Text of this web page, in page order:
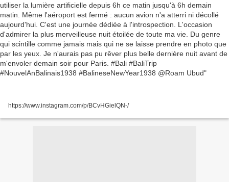
d'admirer la plus merveilleuse nuit étoilée de
toute ma vie. Du genre qui scintille comme
jamais mais qui ne se laisse prendre en photo
que par les yeux. Je n'aurais pas pu rêver plus
belle dernière nuit avant de m'envoler demain
soir pour Paris. #Bali #BaliTrip
https://www.instagram.com/p/BCvHGielQN-/